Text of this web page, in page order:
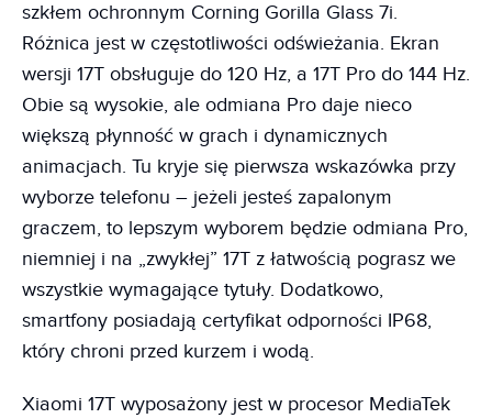
szkłem ochronnym Corning Gorilla Glass 7i.
Różnica jest w częstotliwości odświeżania. Ekran
wersji 17T obsługuje do 120 Hz, a 17T Pro do 144 Hz.
Obie są wysokie, ale odmiana Pro daje nieco
większą płynność w grach i dynamicznych
animacjach. Tu kryje się pierwsza wskazówka przy
wyborze telefonu – jeżeli jesteś zapalonym
graczem, to lepszym wyborem będzie odmiana Pro,
niemniej i na „zwykłej” 17T z łatwością pograsz we
wszystkie wymagające tytuły. Dodatkowo,
smartfony posiadają certyfikat odporności IP68,
który chroni przed kurzem i wodą.
Xiaomi 17T wyposażony jest w procesor MediaTek